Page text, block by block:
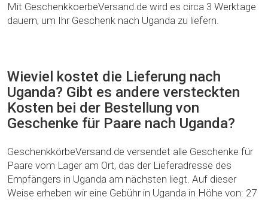
Mit GeschenkkoerbeVersand.de wird es circa 3 Werktage
dauern, um Ihr Geschenk nach Uganda zu liefern.
Wieviel kostet die Lieferung nach
Uganda? Gibt es andere versteckten
Kosten bei der Bestellung von
Geschenke für Paare nach Uganda?
GeschenkkörbeVersand.de versendet alle Geschenke für
Paare vom Lager am Ort, das der Lieferadresse des
Empfängers in Uganda am nächsten liegt. Auf dieser
Weise erheben wir eine Gebühr in Uganda in Höhe von: 27